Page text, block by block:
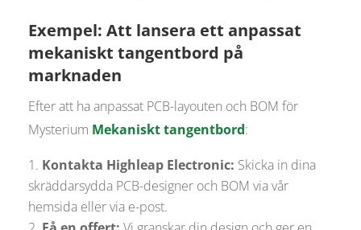
Exempel: Att lansera ett anpassat
mekaniskt tangentbord på
marknaden
Efter att ha anpassat PCB-layouten och BOM för
Mysterium Mekaniskt tangentbord:
Kontakta Highleap Electronic: Skicka in dina
skräddarsydda PCB-designer och BOM via vår
hemsida eller via e-post.